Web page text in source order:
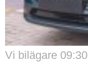
Vi bilägare 09:30